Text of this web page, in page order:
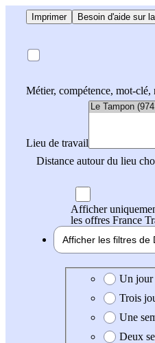
Imprimer Besoin d'aide sur
Métier, compétence, mot-
Lieu de travail
Distance autour du lieu
Afficher
les offres France
Afficher les filtres de
Date de création
Un jour
Trois
Une
Deux